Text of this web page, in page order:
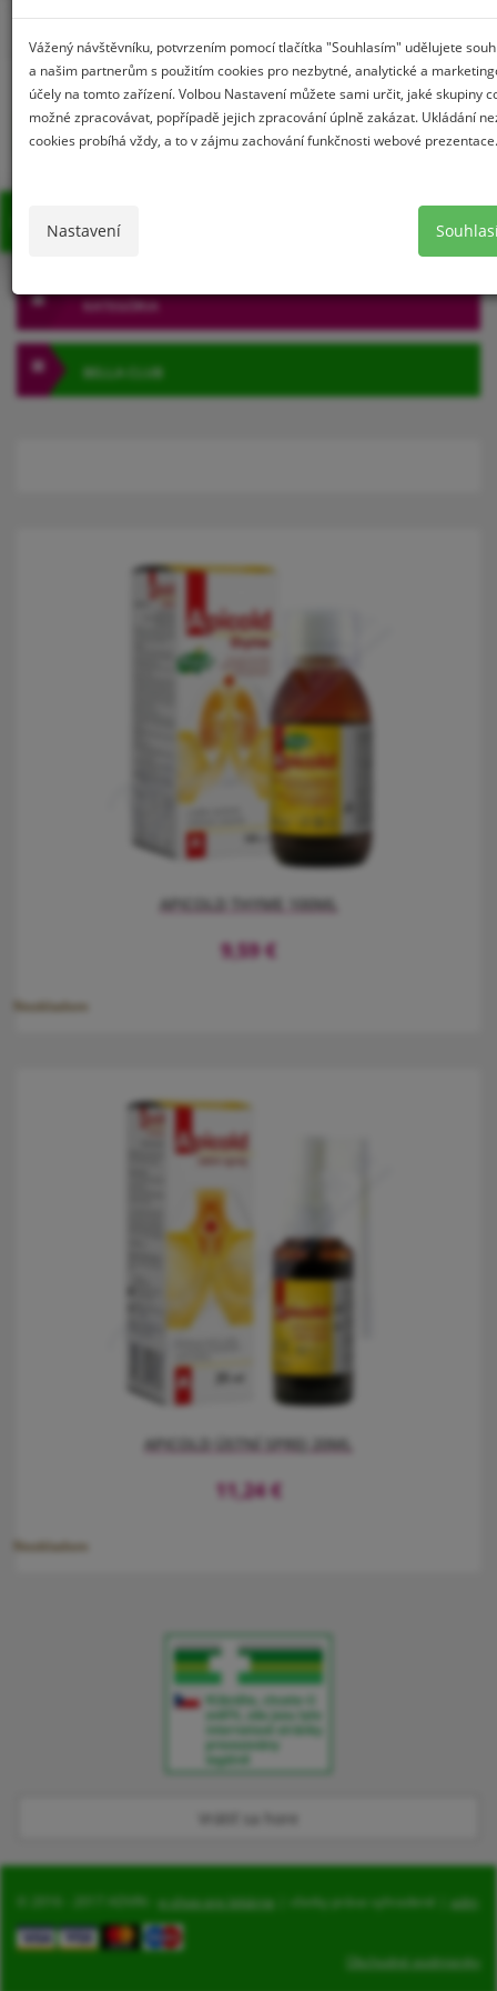
Prihlásenie Registrácia
0
MENU
KATEGÓRIA
BELLA CLUB
APICOLD THYME 100ML
9,59 €
Neskladem
APICOLD ÚSTNÍ SPREJ 20ML
11,24 €
Neskladem
(chřipka, virové infekce).
e-shop pre lekárne | všetky práva vyhradené | adm
Obchodné podmienky
Vážený návštěvníku, potvrzením pomocí tlačítka "Souhlasím" udělujete
a našim partnerům s použitím cookies pro nezbytné, analytické a
účely na tomto zařízení. Volbou Nastavení můžete sami určit, jaké skupiny
možné zpracovávat, popřípadě jejich zpracování úplně zakázat. Ukládání
cookies probíhá vždy, a to v zájmu zachování funkčnosti webové prezentace.
Nastavení